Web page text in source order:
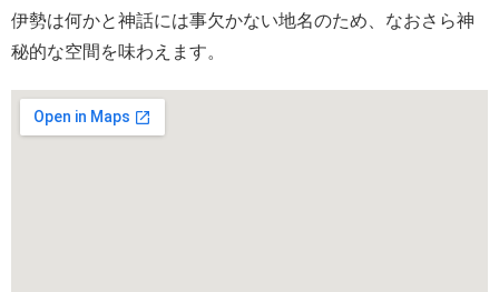
伊勢は何かと神話には事欠かない地名のため、なおさら神
秘的な空間を味わえます。